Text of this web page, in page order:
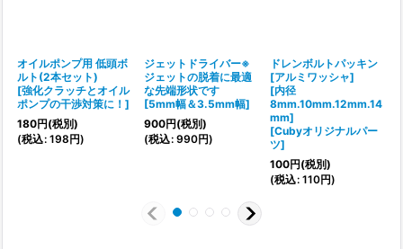
オイルポンプ用 低頭ボ
ルト(2本セット)
[強化クラッチとオイル
ポンプの干渉対策に！ ]
180円(税別)
(税込: 198円)
ジェットドライバー※
ジェットの脱着に最適
な先端形状です
[5mm幅＆3.5mm幅]
900円(税別)
(税込: 990円)
ドレンボルトパッキン
[アルミワッシャ]
[内径
8mm.10mm.12mm.14
mm]
[Cubyオリジナルパー
ツ]
100円(税別)
(税込: 110円)